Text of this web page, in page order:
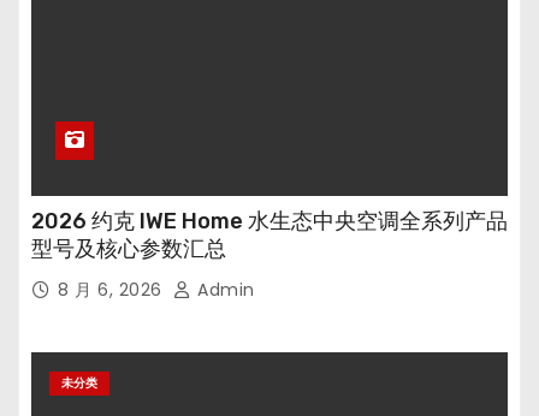
2026 约克 IWE Home 水生态中央空调全系列产品
型号及核心参数汇总
8 月 6, 2026 Admin
未分类